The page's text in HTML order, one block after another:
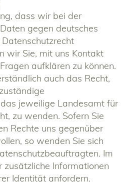
dass wir bei der
gegen deutsches
wir Sie, mit uns Kontakt
aufklären zu können.
auch das Recht,
jeweilige Landesamt für
zu wenden. Sofern Sie
Rechte uns gegenüber
so wenden Sie sich
Im
Informationen
Identität anfordern.